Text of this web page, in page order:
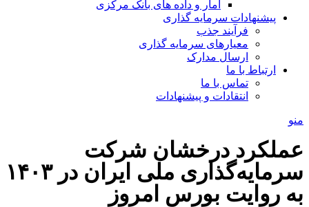
آمار و داده های بانک مرکزی
پیشنهادات سرمایه گذاری
فرآیند جذب
معیارهای سرمایه گذاری
ارسال مدارک
ارتباط با ما
تماس با ما
انتقادات و پیشنهادات
منو
عملکرد درخشان شرکت
سرمایه‌گذاری ملی ایران در ۱۴۰۳
به روایت بورس امروز